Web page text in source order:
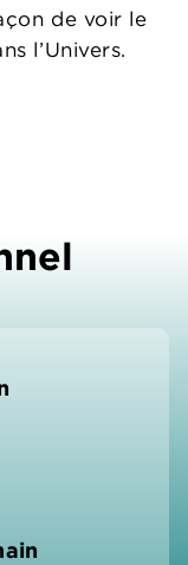
de voir le
l’Univers.